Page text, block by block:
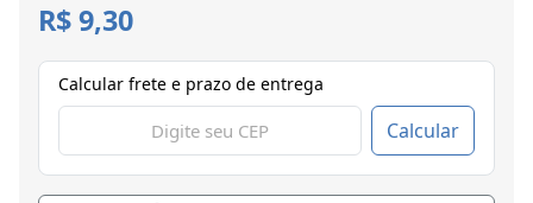
R$ 9,30
Calcular frete e prazo de entrega
Calcular